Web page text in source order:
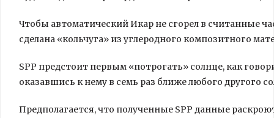
Чтобы автоматический Икар не сгорел в считанные
сделана «кольчуга» из углеродного композитного
SPP предстоит первым «потрогать» солнце, как
оказавшись к нему в семь раз ближе любого другого
Предполагается, что полученные SPP данные